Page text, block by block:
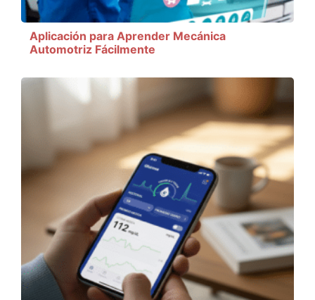
Aplicación para Aprender Mecánica
Automotriz Fácilmente